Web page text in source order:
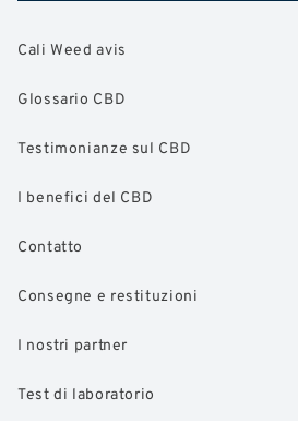
Cali Weed avis
Glossario CBD
Testimonianze sul CBD
I benefici del CBD
Contatto
Consegne e restituzioni
I nostri partner
Test di laboratorio